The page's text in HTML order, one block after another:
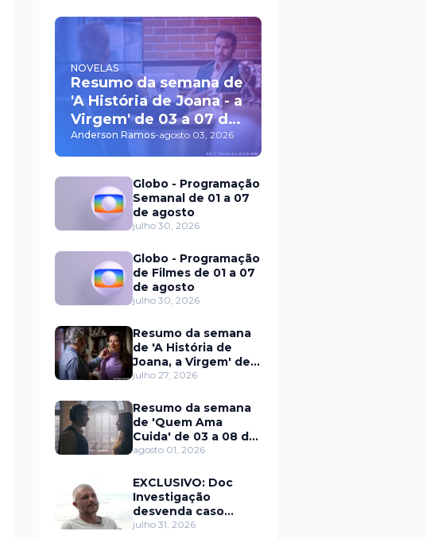
NOVELAS
Resumo da semana de
'A História de Joana - a
Virgem' de 03 a 07 de
agosto
Anderson Ramos-agosto 03, 2026
Globo - Programação
Semanal de 01 a 07
de agosto
julho 30, 2026
Globo - Programação
de Filmes de 01 a 07
de agosto
julho 30, 2026
Resumo da semana
de 'A História de
Joana, a Virgem' de
27 a 31 de julho
julho 27, 2026
Resumo da semana
de 'Quem Ama
Cuida' de 03 a 08 de
agosto
agosto 01, 2026
EXCLUSIVO: Doc
Investigação
desvenda caso
Eduardo Martins e
julho 31, 2026